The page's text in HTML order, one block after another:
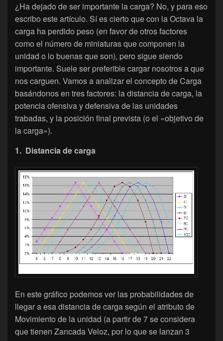
¿Ha dejado de ser importante la carga? No, y para eso
escribo este artículo. Sí es cierto que con la Octava la
carga ha perdido peso (en favor de otros factores
como el número de miniaturas que componen la
unidad o lo buenas que son), pero sigue siendo
importante. Suele ser preferible cargar nosotros a que
nos carguen. Vamos a analizar el concepto de Carga
basándonos en tres factores: la distancia de carga, la
potencia ofensiva y defensiva de las unidades
trabadas, y la posición final prevista (o el «objetivo de
la carga»).
1. Distancia de carga
En este gráfico podemos ver las probabilidades de
llegar a esa distancia de carga según el atributo de
Movimiento de la unidad (a partir de 7 se considera
que tienen Zancada Veloz, por lo que se lanzan 3